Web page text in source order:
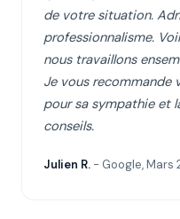
de votre situation.
professionnalisme.
nous travaillons
Je vous recommande
pour sa sympathie et
conseils.
Julien R. - Google, Mars